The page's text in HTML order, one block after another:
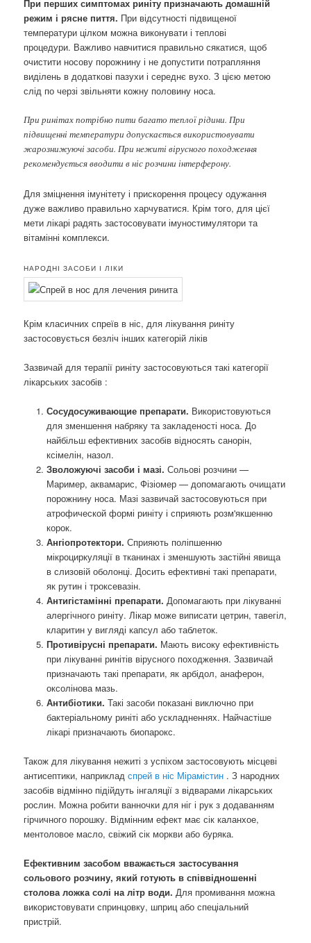
При перших симптомах риніту призначають домашній
режим і рясне пиття. При відсутності підвищеної
температури цілком можна виконувати і теплові
процедури. Важливо навчитися правильно сякатися, щоб
очистити носову порожнину і не допустити потрапляння
виділень в додаткові пазухи і середнє вухо. З цією метою
слід по черзі звільняти кожну половину носа.
При ринітах потрібно пити багато теплої рідини. При
підвищенні температури допускається використовувати
жарознижуючі засоби. При нежиті вірусного походження
рекомендується вводити в ніс розчини інтерферону.
Для зміцнення імунітету і прискорення процесу одужання
дуже важливо правильно харчуватися. Крім того, для цієї
мети лікарі радять застосовувати імуностимулятори та
вітамінні комплекси.
НАРОДНІ ЗАСОБИ І ЛІКИ
Крім класичних спреїв в ніс, для лікування риніту
застосовується безліч інших категорій ліків
Зазвичай для терапії риніту застосовуються такі категорії
лікарських засобів :
Сосудосуживающие препарати. Використовуються
для зменшення набряку та закладеності носа. До
найбільш ефективних засобів відносять санорін,
ксімелін, назол.
Зволожуючі засоби і мазі. Сольові розчини —
Маример, аквамарис, Фізіомер — допомагають очищати
порожнину носа. Мазі зазвичай застосовуються при
атрофической формі риніту і сприяють розм'якшенню
корок.
Ангіопротектори. Сприяють поліпшенню
мікроциркуляції в тканинах і зменшують застійні явища
в слизовій оболонці. Досить ефективні такі препарати,
як рутин і троксевазін.
Антигістамінні препарати. Допомагають при лікуванні
алергічного риніту. Лікар може виписати цетрин, тавегіл,
кларитин у вигляді капсул або таблеток.
Противірусні препарати. Мають високу ефективність
при лікуванні ринітів вірусного походження. Зазвичай
призначають такі препарати, як арбідол, анаферон,
оксолінова мазь.
Антибіотики. Такі засоби показані виключно при
бактеріальному риніті або ускладненнях. Найчастіше
лікарі призначають биопарокс.
Також для лікування нежиті з успіхом застосовують місцеві
антисептики, наприкладспрей в ніс Мірамістин . З народних
засобів відмінно підійдуть інгаляції з відварами лікарських
рослин. Можна робити ванночки для ніг і рук з додаванням
гірчичного порошку. Відмінним ефект має сік каланхое,
ментоловое масло, свіжий сік моркви або буряка.
Ефективним засобом вважається застосування
сольового розчину, який готують в співвідношенні
столова ложка солі на літр води.Для промивання можна
використовувати спринцовку, шприц або спеціальний
пристрій.